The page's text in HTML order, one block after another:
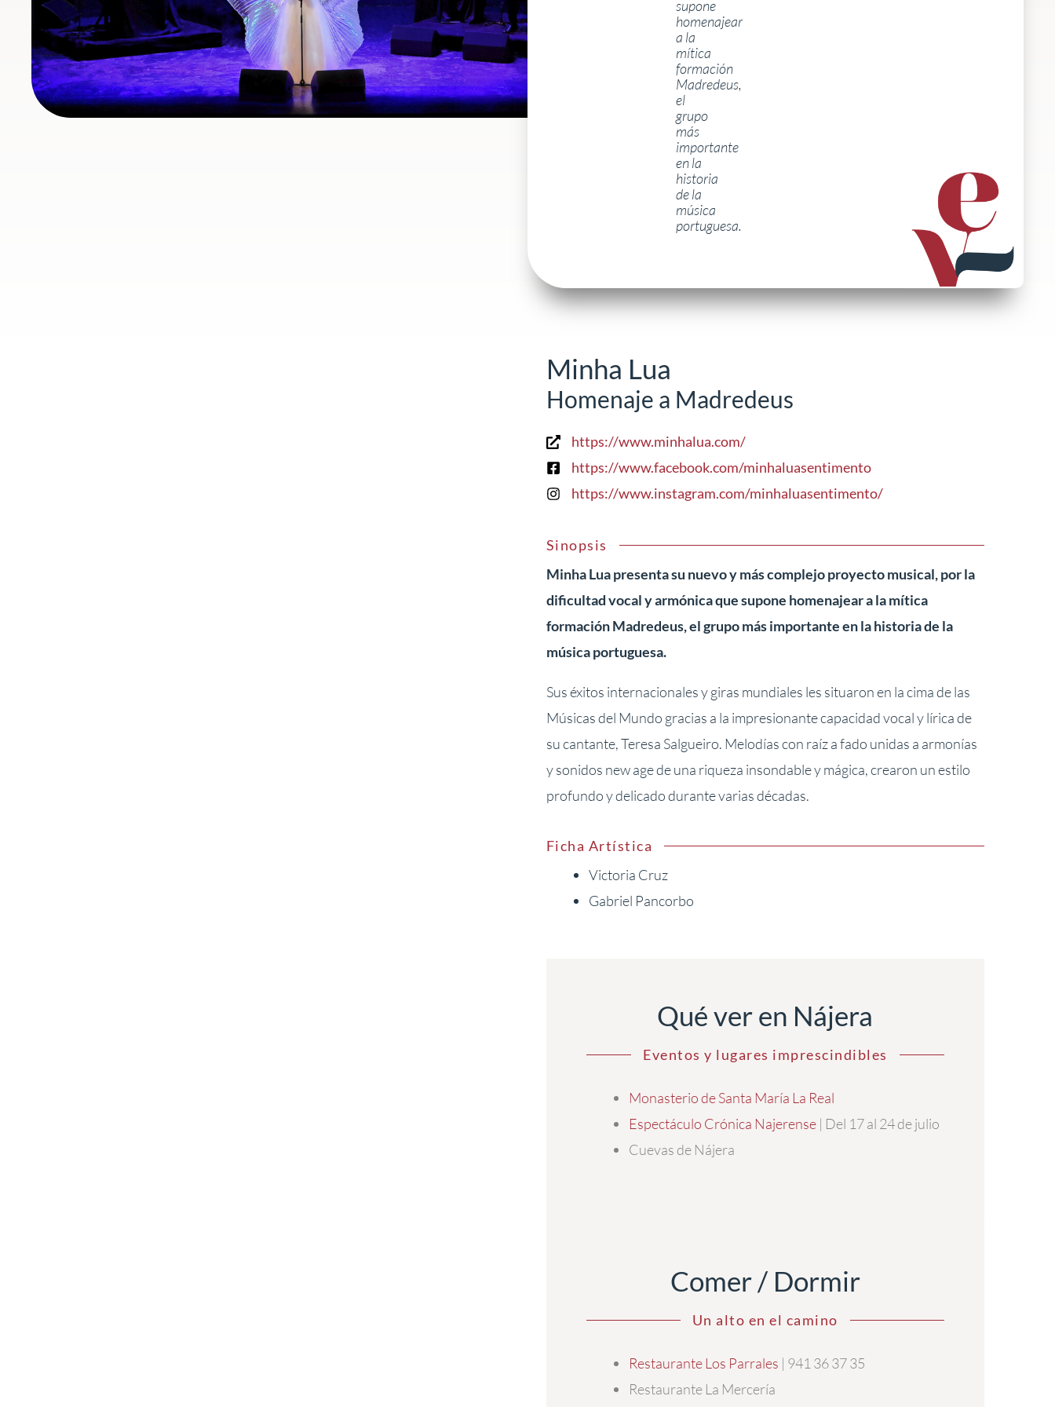
supone
homenajear
a la
mítica
formación
Madredeus,
el
grupo
más
importante
en la
historia
de la
música
portuguesa.
Minha Lua
Homenaje a Madredeus
https://www.minhalua.com/
https://www.facebook.com/minhaluasentimento
https://www.instagram.com/minhaluasentimento/
Sinopsis
Minha Lua presenta su nuevo y más complejo proyecto musical, por la
dificultad vocal y armónica que supone homenajear a la mítica
formación Madredeus, el grupo más importante en la historia de la
música portuguesa.
Sus éxitos internacionales y giras mundiales les situaron en la cima de las
Músicas del Mundo gracias a la impresionante capacidad vocal y lírica de
su cantante, Teresa Salgueiro. Melodías con raíz a fado unidas a armonías
y sonidos new age de una riqueza insondable y mágica, crearon un estilo
profundo y delicado durante varias décadas.
Ficha Artística
Victoria Cruz
Gabriel Pancorbo
Qué ver en Nájera
Eventos y lugares imprescindibles
Monasterio de Santa María La Real
Espectáculo Crónica Najerense| Del 17 al 24 de julio
Cuevas de Nájera
Comer / Dormir
Un alto en el camino
Restaurante Los Parrales | 941 36 37 35
Restaurante La Mercería